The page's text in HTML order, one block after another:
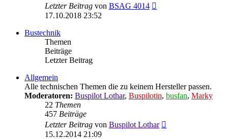
Letzter Beitrag von BSAG 4014
17.10.2018 23:52
Bustechnik
Themen
Beiträge
Letzter Beitrag
Allgemein
Alle technischen Themen die zu keinem Hersteller passen.
Moderatoren: Buspilot Lothar, Buspilotin, busfan, Marky
22 Themen
457 Beiträge
Letzter Beitrag von Buspilot Lothar
15.12.2014 21:09